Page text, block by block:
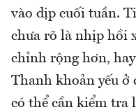
vào dịp cuối tuần.
chưa rõ là nhịp hồi
chỉnh rộng hơn,
Thanh khoản yếu ở
có thể cần kiểm tra